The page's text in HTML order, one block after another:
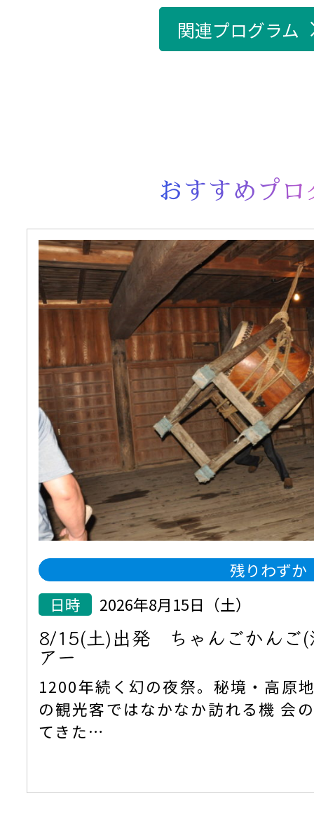
関連プログラム
おすすめプロ
残りわずか
日時
2026年8月15日（土）
8/15(土)出発 ちゃんごかんご(
アー
1200年続く幻の夜祭。秘境・高原
の観光客ではなかなか訪れる機 会
てきた…